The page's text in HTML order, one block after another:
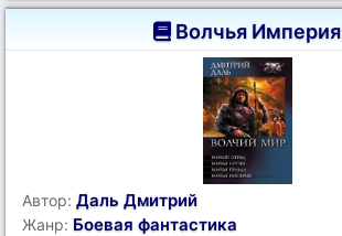
Волчья Империя
Автор: Даль Дмитрий
Жанр: Боевая фантастика